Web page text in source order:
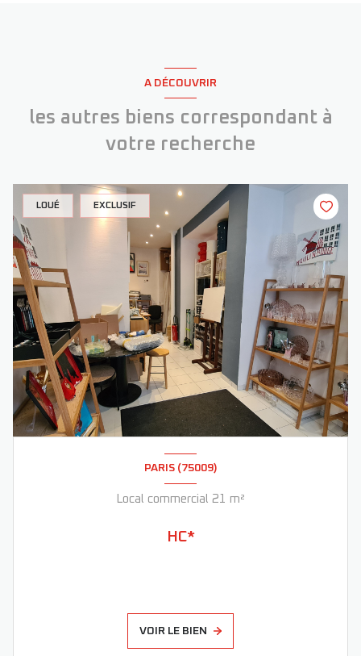
A DÉCOUVRIR
les autres biens correspondant à
votre recherche
LOUÉ EXCLUSIF
PARIS (75009)
Local commercial 21 m²
HC*
VOIR LE BIEN